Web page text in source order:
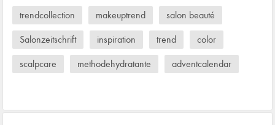
trendcollection makeuptrend salon beauté
Salonzeitschrift inspiration trend color
scalpcare methodehydratante adventcalendar